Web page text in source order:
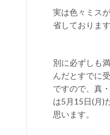
実は色々ミス
省しております
別に必ずしも
んだとすでに
ですので、真
は5月15日(月)
思います。